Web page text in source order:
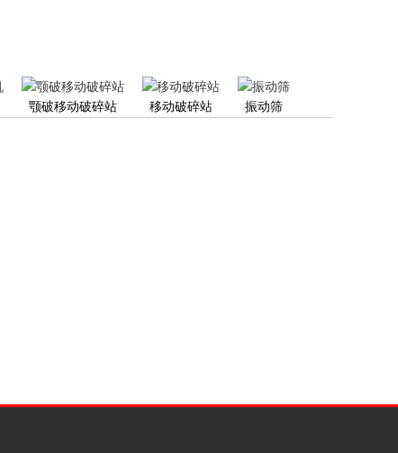
颚破移动破碎站 移动破碎站 振动筛